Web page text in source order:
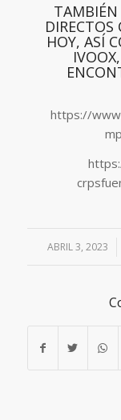
TAMBIÉN
HOY, ASÍ
https://
ABRIL 3, 2023
/